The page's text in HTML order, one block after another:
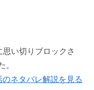
い切りブロックさ
ネタバレ解説を見る